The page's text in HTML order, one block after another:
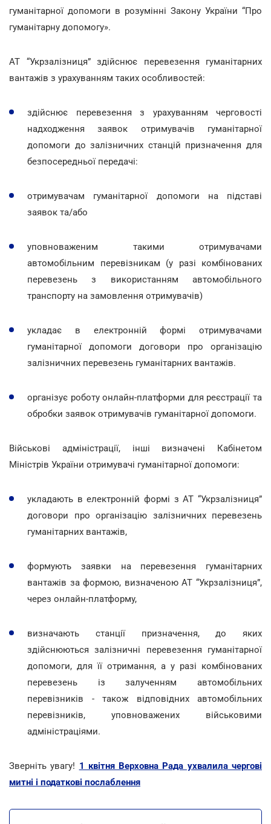
гуманітарної допомоги в розумінні Закону України “Про
гуманітарну допомогу».
АТ “Укрзалізниця” здійснює перевезення гуманітарних
вантажів з урахуванням таких особливостей:
здійснює перевезення з урахуванням черговості
надходження заявок отримувачів гуманітарної
допомоги до залізничних станцій призначення для
безпосередньої передачі:
отримувачам гуманітарної допомоги на підставі
заявок та/або
уповноваженим такими отримувачами
автомобільним перевізникам (у разі комбінованих
перевезень з використанням автомобільного
транспорту на замовлення отримувачів)
укладає в електронній формі отримувачами
гуманітарної допомоги договори про організацію
залізничних перевезень гуманітарних вантажів.
організує роботу онлайн-платформи для реєстрації та
обробки заявок отримувачів гуманітарної допомоги.
Військові адміністрації, інші визначені Кабінетом
Міністрів України отримувачі гуманітарної допомоги:
укладають в електронній формі з АТ “Укрзалізниця”
договори про організацію залізничних перевезень
гуманітарних вантажів,
формують заявки на перевезення гуманітарних
вантажів за формою, визначеною АТ “Укрзалізниця”,
через онлайн-платформу,
визначають станції призначення, до яких
здійснюються залізничні перевезення гуманітарної
допомоги, для її отримання, а у разі комбінованих
перевезень із залученням автомобільних
перевізників - також відповідних автомобільних
перевізників, уповноважених військовими
адміністраціями.
Зверніть увагу! 1 квітня Верховна Рада ухвалила чергові
митні і податкові послаблення